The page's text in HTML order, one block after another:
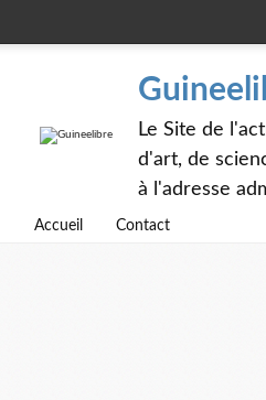
Le Site de
d'art, de
à l'adresse
Accueil Contact